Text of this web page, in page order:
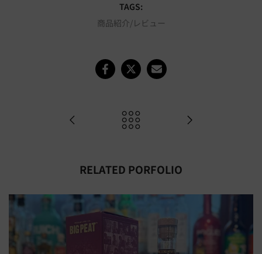
TAGS:
商品紹介/レビュー
RELATED PORFOLIO